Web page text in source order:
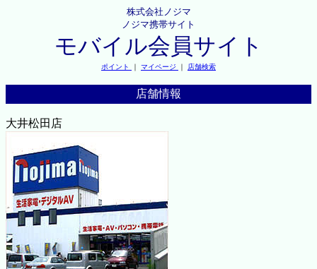
株式会社ノジマ
ノジマ携帯サイト
モバイル会員サイト
ポイント ｜ マイページ ｜ 店舗検索
店舗情報
大井松田店